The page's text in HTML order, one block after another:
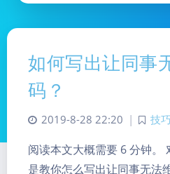
如何写出让同事
码？
2019-8-28 22:20 技
阅读本文大概需要 6 分钟。
是教你怎么写出让同事无法